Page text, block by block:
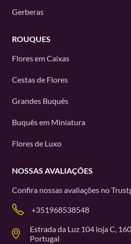
Gerberas
ROUQUES
Flores em Caixas
Cestas de Flores
Grandes Buquês
Buquês em Miniatura
Flores de Luxo
NOSSAS AVALIAÇÕES
Confira nossas avaliações no
+351968538548
Estrada da Luz 104 loja C,
Portugal